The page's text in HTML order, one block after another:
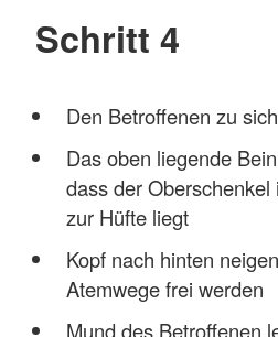
Schritt 4
Den Betroffenen zu
Das oben liegende
dass der
zur Hüfte liegt
Kopf nach hinten
Atemwege frei werden
Mund des Betroffenen